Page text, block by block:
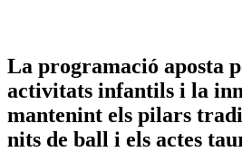
La programació aposta
activitats infantils i la
mantenint els pilars
nits de ball i els actes